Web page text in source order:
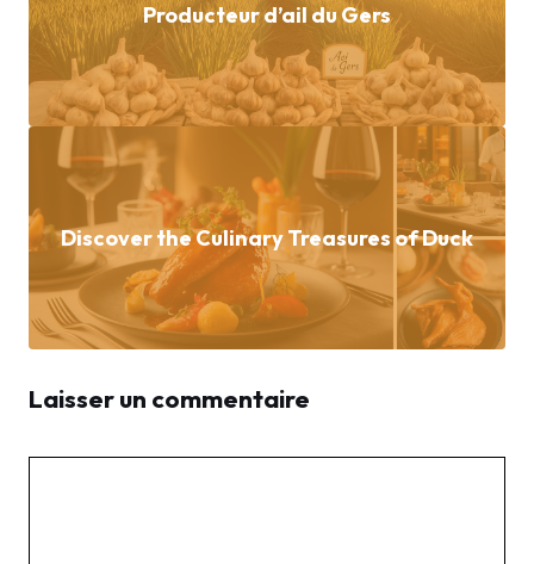
Producteur d’ail du Gers
Discover the Culinary Treasures of Duck
Laisser un commentaire